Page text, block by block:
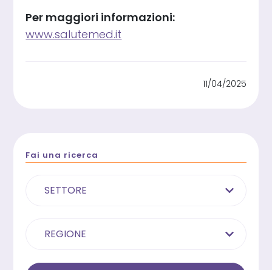
Per maggiori informazioni:
www.salutemed.it
11/04/2025
Fai una ricerca
SETTORE
REGIONE